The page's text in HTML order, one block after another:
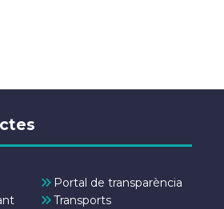
Portal de transparència
Transports